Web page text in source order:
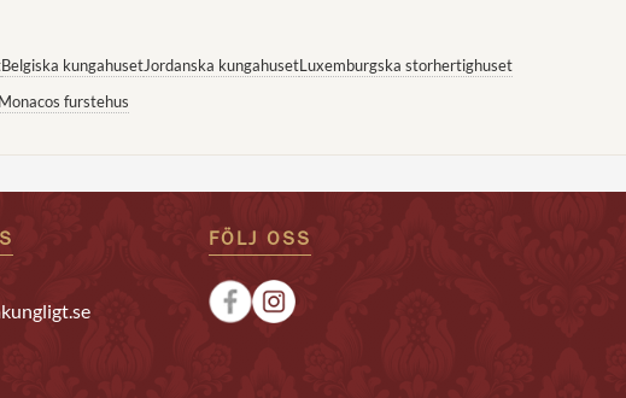
Belgiska kungahusetJordanska kungahusetLuxemburgska storhertighuset
Monacos furstehus
FÖLJ OSS